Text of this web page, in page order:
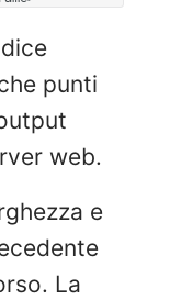
punti
web.
e
La